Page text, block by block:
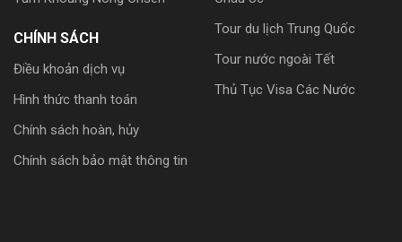
CHÍNH SÁCH
Điều khoản dịch vụ
Hình thức thanh toán
Chính sách hoàn, hủy
Chính sách bảo mật thông tin
Tour du lịch Trung Quốc
Tour nước ngoài Tết
Thủ Tục Visa Các Nước